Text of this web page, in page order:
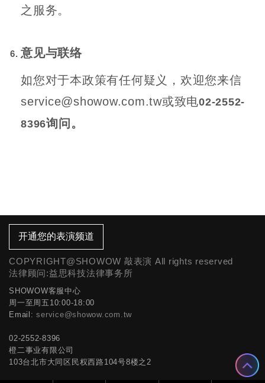
之服务。
意见与联络
如您对于本政策有任何疑义，欢迎您来信
service@showow.com.tw或致电02-2552-
8396询问。
开通您的表演频道
COPYRIGHT@SHOWOW 敲表演 All rights reserved
法律顾问:益思科技法律事务所
SHOWOW客服中心
周一至周五10:00-18:00
Email:service@showow.com.tw
02-2552-8396
橙二事业有限公司
103台北市大同区民权西路104号8楼之2